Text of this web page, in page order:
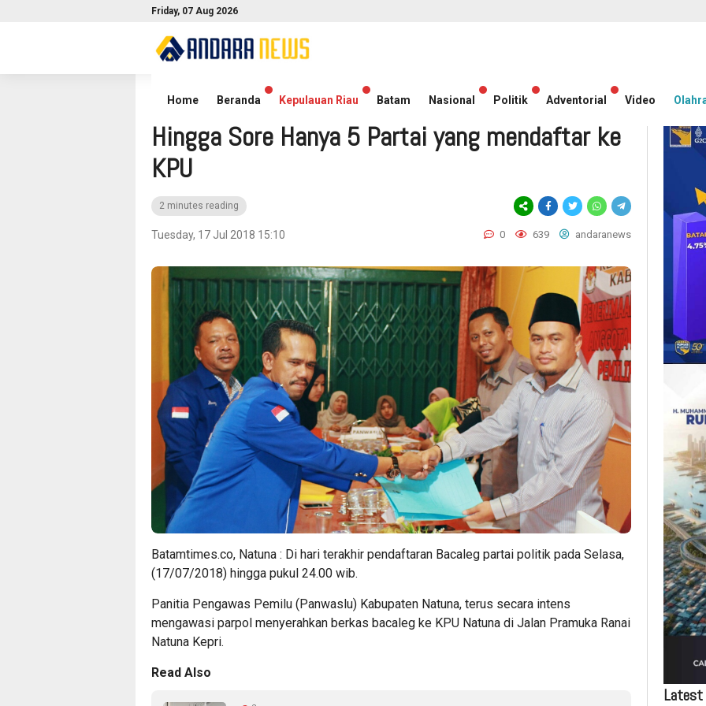
Friday, 07 Aug 2026
Home Beranda Kepulauan Riau Batam Nasional Politik Adventorial Video
Headline News
Hingga Sore Hanya 5 Partai yang mendaftar ke
KPU
2 minutes reading
Tuesday, 17 Jul 2018 15:10 0 639 andaranews
Batamtimes.co, Natuna : Di hari terakhir pendaftaran Bacaleg partai politik pada Selasa,
(17/07/2018) hingga pukul 24.00 wib.
Panitia Pengawas Pemilu (Panwaslu) Kabupaten Natuna, terus secara intens
mengawasi parpol menyerahkan berkas bacaleg ke KPU Natuna di Jalan Pramuka Ranai
Natuna Kepri.
Read Also